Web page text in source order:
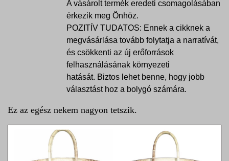
A vásárolt termék eredeti csomagolásában
érkezik meg Önhöz.
POZITÍV TUDATOS: Ennek a cikknek a
megvásárlása tovább folytatja a narratívát,
és csökkenti az új erőforrások
felhasználásának környezeti
hatását. Biztos lehet benne, hogy jobb
választást hoz a bolygó számára.
Ez az egész nekem nagyon tetszik.